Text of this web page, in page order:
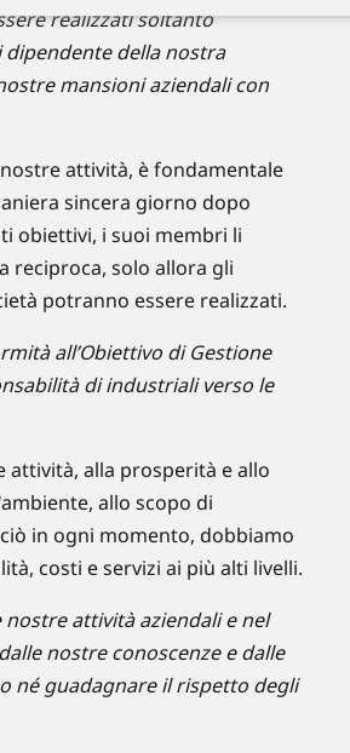
realizzati soltanto
della nostra
mansioni aziendali con
attività, è fondamentale
sincera giorno dopo
obiettivi, i suoi membri li
reciproca, solo allora gli
potranno essere realizzati.
all’Obiettivo di Gestione
di industriali verso le
alla prosperità e allo
allo scopo di
in ogni momento, dobbiamo
costi e servizi ai più alti livelli.
attività aziendali e nel
nostre conoscenze e dalle
né guadagnare il rispetto degli